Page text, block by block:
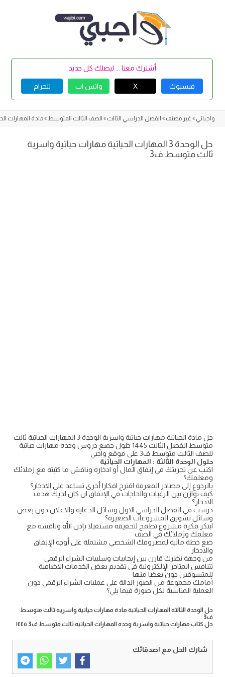
أشترك معنا ... ليصلك كل جديد
فيسبوك X واتس اب تلجرام
واجباتي » غير مصنف » الفصل الدراسي الثالث » الصف الثالث المتوسط »مادة المهارات
حل الوحدة 3 المهارات الحياتية مهارات حياتية واسرية
ثالث متوسط ف3
حل مادة الحياتية مهارات حياتية واسرية الوحدة 3 المهارات الحياتية ثالث
متوسط الفصل الثالث 1445 حلول جميع دروس وحده مهارات حياتية
للصف الثالث متوسط ف3 على موقع واجبي
حلول الوحدة الثالثة : المهارات الحياتية
اكتب عن تجربتك في إنفاق المال أو ادخاره وناقش ما كتبته مع زملائك
ومعلمك؟
بالرجوع إلى مصادر المعرفة اقترح افكارا أخرى تساعد على الادخار؟
كيف توازن بين الرغبات والحاجات في الإنفاق ان كان لديك هدف
الادخار؟
درست في الفصل الدراسي الاول وسائل الدعاية والاعلان دون بعض
وسائل تسويق المشروعات الصغيرة؟
ابتكر فكرة مشروع تطمح لتحقيقه مستقبلا بإذن الله وناقشه مع
معلمك وزملائك في الصف
ضع خطة مالية لمصروفك الشخصي مشتملة على أوجه الإنفاق
والادخار
من وجهة نظرك قارن بين إيجابيات وسلبيات الشراء الرقمي
تتنافس المتاجر الإلكترونية في تقديم بعض الخدمات الاضافية
للمتسوقين دون بعضا منها
أمامك مجموعة من الصور الدالة على عمليات الشراء الرقمي دون
العملية المناسبة لكل صورة فيما يلي؟
حل الوحدة الثالثة المهارات الحياتية مادة مهارات حياتية واسريه ثالث متوسط
ف3
حل كتاب مهارات حياتية واسرية وحده المهارات الحياتيه ثالث متوسط ف3 ١٤٤٥
شارك الحل مع اصدقائك